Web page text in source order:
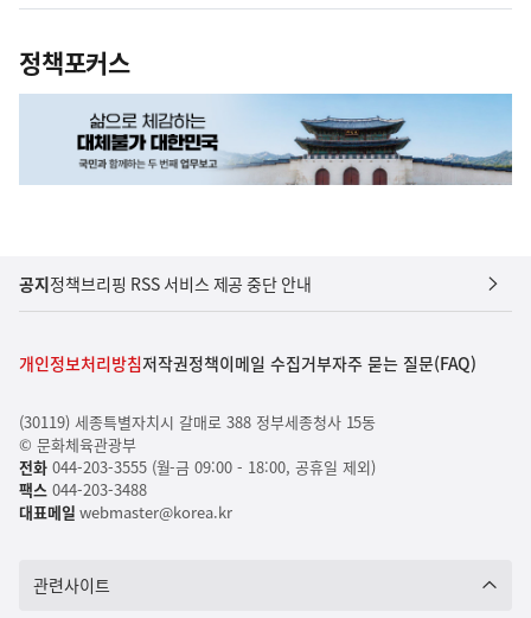
정책포커스
공지정책브리핑 RSS 서비스 제공 중단 안내
개인정보처리방침저작권정책이메일 수집거부자주 묻는 질문(FAQ)
(30119) 세종특별자치시 갈매로 388 정부세종청사 15동
© 문화체육관광부
전화044-203-3555 (월-금 09:00 - 18:00, 공휴일 제외)
팩스044-203-3488
대표메일 webmaster@korea.kr
관련사이트